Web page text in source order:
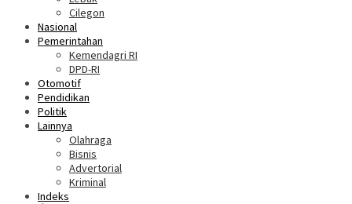
Cilegon
Nasional
Pemerintahan
Kemendagri RI
DPD-RI
Otomotif
Pendidikan
Politik
Lainnya
Olahraga
Bisnis
Advertorial
Kriminal
Indeks